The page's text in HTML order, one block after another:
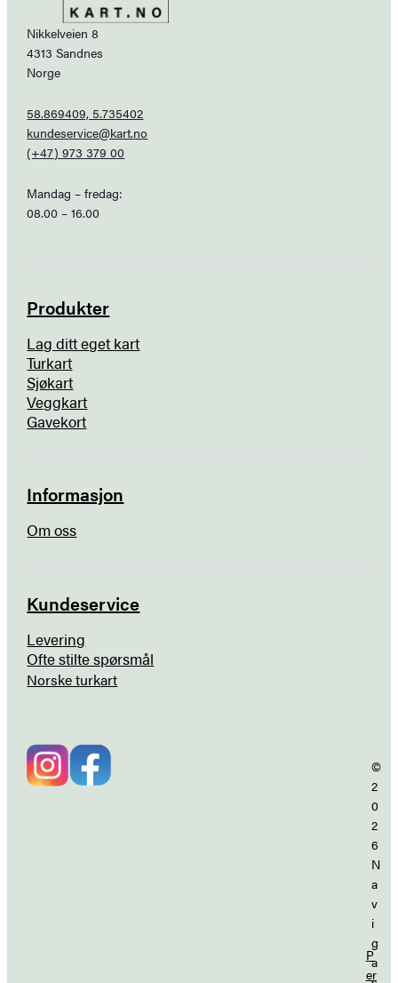
Nikkelveien 8
4313 Sandnes
Norge
58.869409, 5.735402
kundeservice@kart.no
(+47) 973 379 00
Mandag – fredag:
08.00 – 16.00
Produkter
Lag ditt eget kart
Turkart
Sjøkart
Veggkart
Gavekort
Informasjon
Om oss
Kundeservice
Levering
Ofte stilte spørsmål
Norske turkart
P
er
©
2
0
2
6
N
a
v
i
g
a